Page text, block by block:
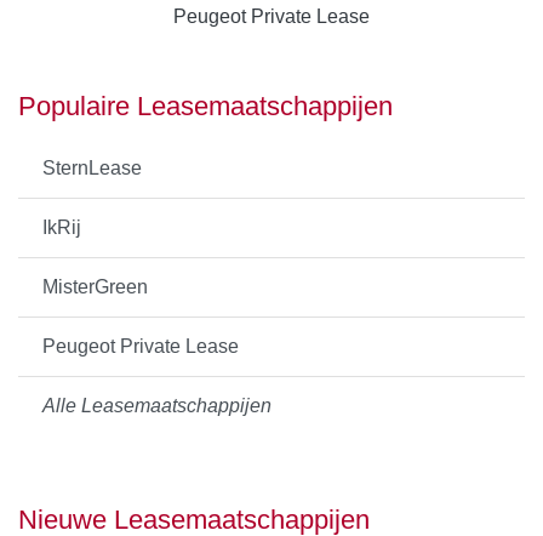
Peugeot Private Lease
Populaire Leasemaatschappijen
SternLease
IkRij
MisterGreen
Peugeot Private Lease
Alle Leasemaatschappijen
Nieuwe Leasemaatschappijen